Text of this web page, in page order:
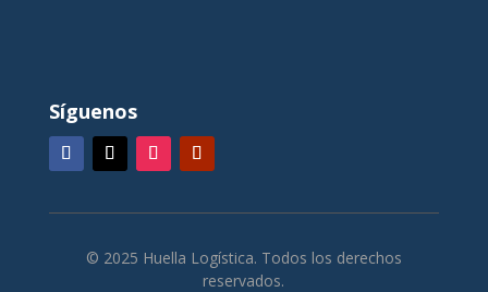
Síguenos
© 2025 Huella Logística. Todos los derechos
reservados.